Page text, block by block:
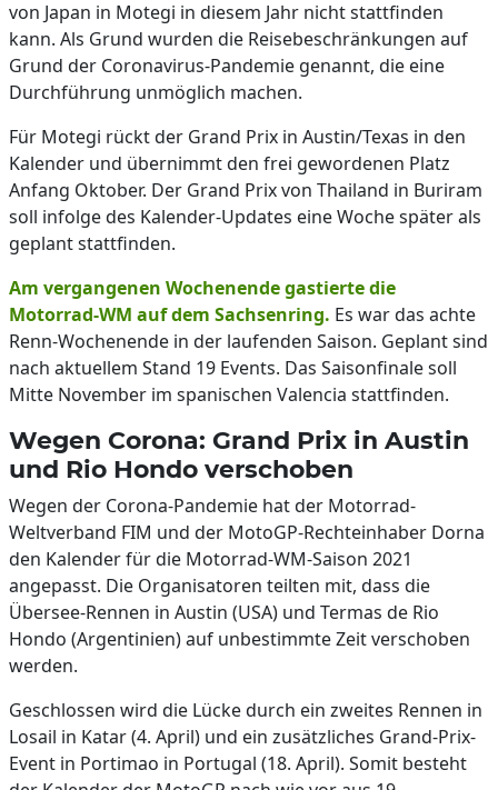
von Japan in Motegi in diesem Jahr nicht stattfinden
kann. Als Grund wurden die Reisebeschränkungen auf
Grund der Coronavirus-Pandemie genannt, die eine
Durchführung unmöglich machen.
Für Motegi rückt der Grand Prix in Austin/Texas in den
Kalender und übernimmt den frei gewordenen Platz
Anfang Oktober. Der Grand Prix von Thailand in Buriram
soll infolge des Kalender-Updates eine Woche später als
geplant stattfinden.
Am vergangenen Wochenende gastierte die
Motorrad-WM auf dem Sachsenring. Es war das achte
Renn-Wochenende in der laufenden Saison. Geplant sind
nach aktuellem Stand 19 Events. Das Saisonfinale soll
Mitte November im spanischen Valencia stattfinden.
Wegen Corona: Grand Prix in Austin
und Rio Hondo verschoben
Wegen der Corona-Pandemie hat der Motorrad-
Weltverband FIM und der MotoGP-Rechteinhaber Dorna
den Kalender für die Motorrad-WM-Saison 2021
angepasst. Die Organisatoren teilten mit, dass die
Übersee-Rennen in Austin (USA) und Termas de Rio
Hondo (Argentinien) auf unbestimmte Zeit verschoben
werden.
Geschlossen wird die Lücke durch ein zweites Rennen in
Losail in Katar (4. April) und ein zusätzliches Grand-Prix-
Event in Portimao in Portugal (18. April). Somit besteht